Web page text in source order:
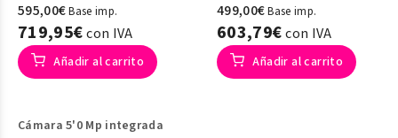
595,00€Base imp.
719,95€con IVA
Añadir al carrito
Cámara 5'0 Mp integrada
499,00€Base imp.
603,79€con IVA
Añadir al carrito